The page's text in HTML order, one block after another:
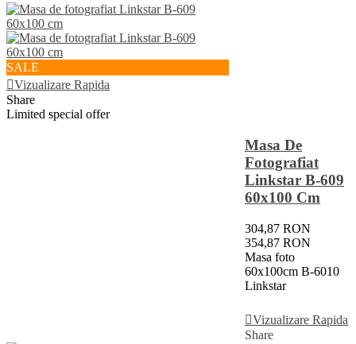
SALE
Vizualizare Rapida
Share
Limited special offer
Masa De
Fotografiat
Linkstar B-609
60x100 Cm
304,87 RON
354,87 RON
Masa foto
60x100cm B-6010
Linkstar
Vizualizare Rapida
Share